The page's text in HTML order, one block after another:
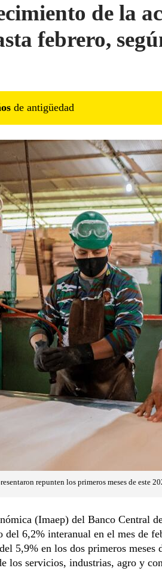
de la
febrero,
s de antigüedad
repunten los primeros meses de este
(Imaep) del Banco Central
6,2% interanual en el mes de
5,9% en los dos primeros meses
los servicios, industrias, agro y